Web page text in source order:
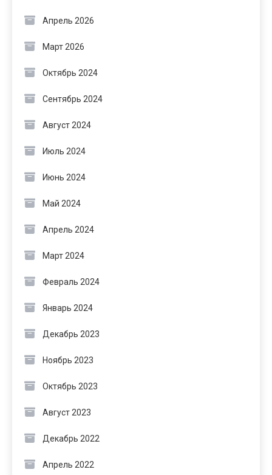
Апрель 2026
Март 2026
Октябрь 2024
Сентябрь 2024
Август 2024
Июль 2024
Июнь 2024
Май 2024
Апрель 2024
Март 2024
Февраль 2024
Январь 2024
Декабрь 2023
Ноябрь 2023
Октябрь 2023
Август 2023
Декабрь 2022
Апрель 2022